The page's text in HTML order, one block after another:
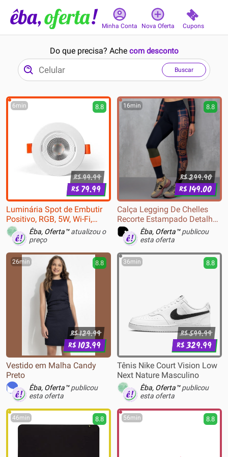
Minha Conta Nova Oferta Cupons
Do que precisa? Ache com desconto
Buscar
6min 8.8
R$99.99
R$ 79.99
Luminária Spot de Embutir
Positivo, RGB, 5W, Wi-Fi,
Branco - 11183711
Êba, Oferta™atualizou o
preço
16min 8.8
R$299.90
R$149.00
Calça Legging De Chelles
Recorte Estampado Detalhe
Lateral Bicolor FT1146CA
Êba, Oferta™publicou
esta oferta
26min 8.8
R$129.99
R$103.99
Vestido em Malha Candy
Preto
Êba, Oferta™publicou
esta oferta
36min 8.8
R$599.99
R$329.99
Tênis Nike Court Vision Low
Next Nature Masculino
Êba, Oferta™publicou
esta oferta
46min 8.8 56min 8.8